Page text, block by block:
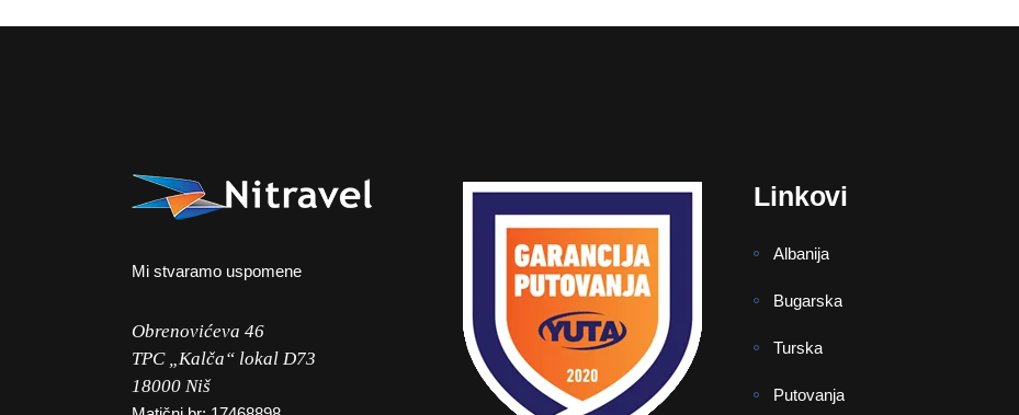
Mi stvaramo uspomene
Obrenovićeva 46
TPC „Kalča“ lokal D73
18000 Niš
Linkovi
Albanija
Bugarska
Turska
Putovanja